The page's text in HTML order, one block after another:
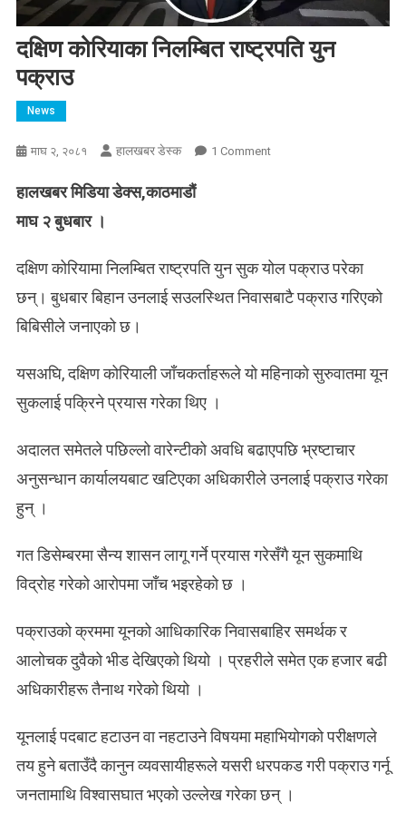
दक्षिण कोरियाका निलम्बित राष्ट्रपति युन
पक्राउ
News
माघ २, २०८१ हालखबर डेस्क 1 CommentOn
पक्राउ
हालखबर मिडिया डेक्स,काठमाडौं
माघ २ बुधबार ।
दक्षिण कोरियामा निलम्बित राष्ट्रपति युन सुक योल पक्राउ परेका
छन्। बुधबार बिहान उनलाई सउलस्थित निवासबाटै पक्राउ गरिएको
बिबिसीले जनाएको छ।
यसअघि, दक्षिण कोरियाली जाँचकर्ताहरूले यो महिनाको सुरुवातमा यून
सुकलाई पक्रिने प्रयास गरेका थिए ।
अदालत समेतले पछिल्लो वारेन्टीको अवधि बढाएपछि भ्रष्टाचार
अनुसन्धान कार्यालयबाट खटिएका अधिकारीले उनलाई पक्राउ गरेका
हुन् ।
गत डिसेम्बरमा सैन्य शासन लागू गर्ने प्रयास गरेसँगै यून सुकमाथि
विद्रोह गरेको आरोपमा जाँच भइरहेको छ ।
पक्राउको क्रममा यूनको आधिकारिक निवासबाहिर समर्थक र
आलोचक दुवैको भीड देखिएको थियो । प्रहरीले समेत एक हजार बढी
अधिकारीहरू तैनाथ गरेको थियो ।
यूनलाई पदबाट हटाउन वा नहटाउने विषयमा महाभियोगको परीक्षणले
तय हुने बताउँदै कानुन व्यवसायीहरूले यसरी धरपकड गरी पक्राउ गर्नू
जनतामाथि विश्वासघात भएको उल्लेख गरेका छन् ।